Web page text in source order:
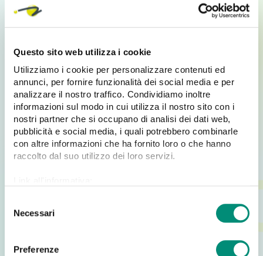
Questo sito web utilizza i cookie
Utilizziamo i cookie per personalizzare contenuti ed
annunci, per fornire funzionalità dei social media e per
analizzare il nostro traffico. Condividiamo inoltre
informazioni sul modo in cui utilizza il nostro sito con i
nostri partner che si occupano di analisi dei dati web,
pubblicità e social media, i quali potrebbero combinarle
con altre informazioni che ha fornito loro o che hanno
raccolto dal suo utilizzo dei loro servizi.
Necessari
Preferenze
conoscere e aumentare clienti e guadagni.
Parla con i nostri specialisti E-commerce e non
Una soluzione PIM: uno strumento
aziendale indispensabile
Dove sono ora tutti i tuoi dati aziendali?
Riesci a coordinare da remoto ogni reparto, gestire
ogni informazione e ogni canale?
La nostrasoluzione PIM Categora, ti permette di
E’ uno strumento indispensabile per ogni azienda:
chiedici di più.